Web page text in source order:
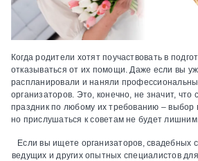
Когда родители хотят поучаствовать в
отказываться от их помощи. Даже если вы
распланировали и наняли
организаторов. Это, конечно, не значит, что
праздник по любому их требованию – выбор
но прислушаться к советам не будет лишним.
Если вы ищете организаторов, свадебных
ведущих и других опытных специалистов